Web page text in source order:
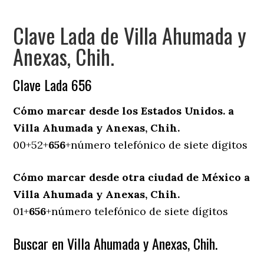
Clave Lada de Villa Ahumada y
Anexas, Chih.
Clave Lada 656
Cómo marcar desde los Estados Unidos. a
Villa Ahumada y Anexas, Chih.
00+52+656+número telefónico de siete dígitos
Cómo marcar desde otra ciudad de México a
Villa Ahumada y Anexas, Chih.
01+656+número telefónico de siete dígitos
Buscar en Villa Ahumada y Anexas, Chih.